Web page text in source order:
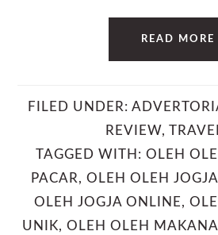
READ MORE
FILED UNDER:
REVIEW,
TAGGED WITH: OLEH
PACAR, OLEH OLEH
OLEH JOGJA ONLINE,
UNIK, OLEH OLEH